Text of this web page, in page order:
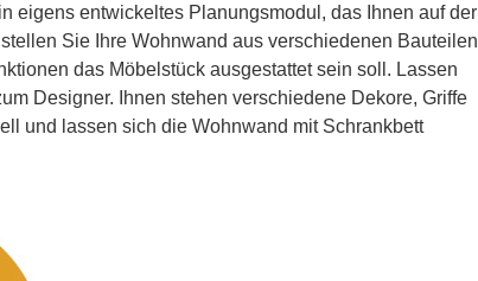
eigens entwickeltes Planungsmodul, das Ihnen auf der
Sie Ihre Wohnwand aus verschiedenen Bauteilen
das Möbelstück ausgestattet sein soll. Lassen
Designer. Ihnen stehen verschiedene Dekore, Griffe
und lassen sich die Wohnwand mit Schrankbett